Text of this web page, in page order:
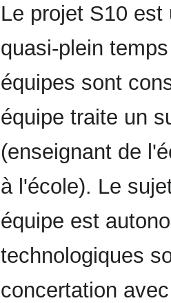
Le projet S10
quasi-plein
équipes sont
équipe traite un
(enseignant de
à l'école). Le
équipe est
technologiques
concertation